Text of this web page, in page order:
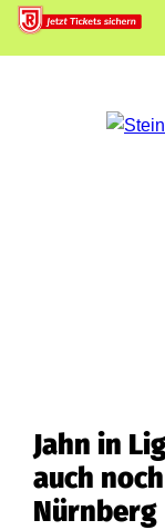
Jahn in
auch
Nürnberg